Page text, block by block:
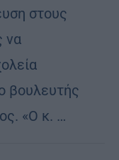
στους
να
βουλευτής
«Ο κ. …